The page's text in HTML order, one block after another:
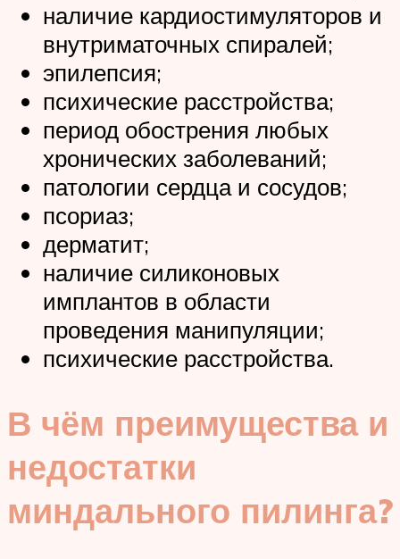
наличие кардиостимуляторов и
внутриматочных спиралей;
эпилепсия;
психические расстройства;
период обострения любых
хронических заболеваний;
патологии сердца и сосудов;
псориаз;
дерматит;
наличие силиконовых
имплантов в области
проведения манипуляции;
психические расстройства.
В чём преимущества и
недостатки
миндального пилинга?